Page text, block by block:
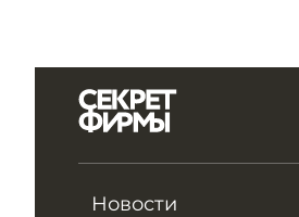
Новости